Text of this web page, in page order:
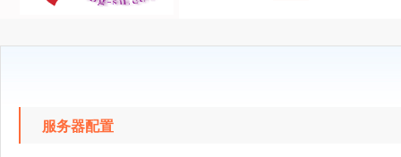
服务器配置